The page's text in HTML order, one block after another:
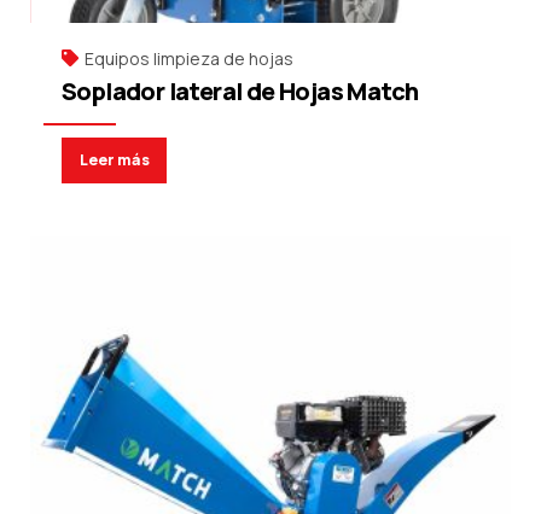
Equipos limpieza de hojas
Soplador lateral de Hojas Match
Leer más